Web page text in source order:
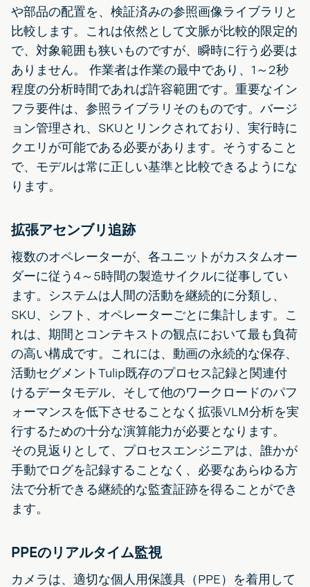
や部品の配置を、検証済みの参照画像ライブラリと
比較します。これは依然として文脈が比較的限定的
で、対象範囲も狭いものですが、瞬時に行う必要は
ありません。 作業者は作業の最中であり、1～2秒
程度の分析時間であれば許容範囲です。重要なイン
フラ要件は、参照ライブラリそのものです。バージ
ョン管理され、SKUとリンクされており、実行時に
クエリが可能である必要があります。そうすること
で、モデルは常に正しい基準と比較できるようにな
ります。
拡張アセンブリ追跡
複数のオペレーターが、各ユニットがカスタムオー
ダーに従う4～5時間の製造サイクルに従事してい
ます。システムは人間の活動を継続的に分類し、
SKU、シフト、オペレーターごとに集計します。こ
れは、期間とコンテキストの観点において最も負荷
の高い構成です。これには、動画の永続的な保存、
活動セグメントTulip既存のプロセス記録と関連付
けるデータモデル、そして他のワークロードのパフ
ォーマンスを低下させることなく拡張VLM分析を実
行するための十分な演算能力が必要となります。
その見返りとして、プロセスエンジニアは、誰かが
手動でログを記録することなく、必要なあらゆる方
法で分析できる継続的な監査証跡を得ることができ
ます。
PPEのリアルタイム監視
カメラは、適切な個人用保護具（PPE）を着用して